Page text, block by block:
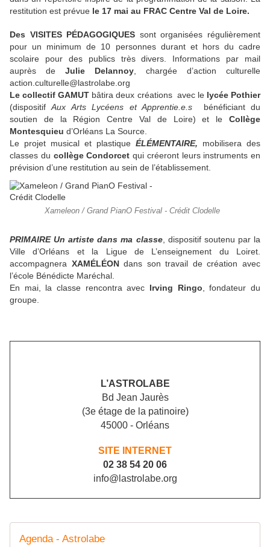
restitution est prévue le 17 mai au FRAC Centre Val de Loire.
Des VISITES PÉDAGOGIQUES sont organisées régulièrement
pour un minimum de 10 personnes durant et hors du cadre
scolaire pour des publics très divers. Informations par mail
auprès de Julie Delannoy , chargée d’action culturelle
action.culturelle@lastrolabe.org
Le collectif GAMUT bâtira deux créations avec le lycée Pothier
(dispositifAux Arts Lycéens et Apprentie.e.s
bénéficiant du
soutien de la Région Centre Val de Loire) et le Collège
Montesquieu d’Orléans La Source.
Le projet musical et plastique ÉLÉMENTAIRE, mobilisera des
classes du collège Condorcet qui créeront leurs instruments en
prévision d’une restitution au sein de l’établissement.
Xameleon / Grand PianO Festival - Crédit Clodelle
PRIMAIRE Un artiste dans ma classe, dispositif soutenu par la
Ville d’Orléans et la Ligue de L’enseignement du Loiret.
accompagnera XAMÉLÉONdans son travail de création avec
l’école Bénédicte Maréchal.
En mai, la classe rencontra avec Irving Ringo , fondateur du
groupe.
L’ASTROLABE
Bd Jean Jaurès
(3e étage de la patinoire)
45000 - Orléans
SITE INTERNET
02 38 54 20 06
info@lastrolabe.org
Agenda - Astrolabe